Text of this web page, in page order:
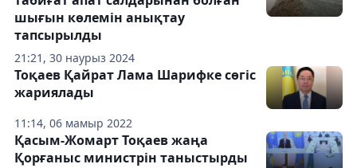
21:21, 30 наурыз 2024
шығын көлемін анықтау
тапсырылды
11:14, 06 мамыр 2022
Тоқаев Қайрат Лама Шарифке сөгіс
жариялады
Қасым-Жомарт Тоқаев жаңа
Қорғаныс министрін таныстырды